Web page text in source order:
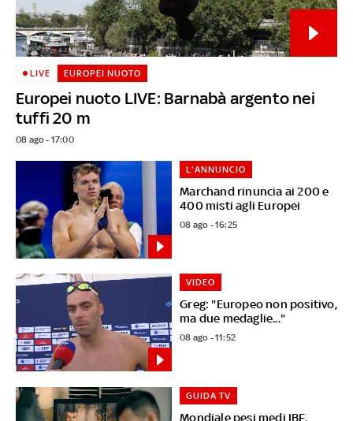
Europei nuoto LIVE: Barnabà argento nei
tuffi 20 m
LIVE EUROPEI NUOTO
08 ago - 17:00
Marchand rinuncia ai 200 e
400 misti agli Europei
L'ANNUNCIO
08 ago - 16:25
Greg: "Europeo non positivo,
ma due medaglie..."
VIDEO
08 ago - 11:52
Mondiale pesi medi IBF,
GUIDA TV